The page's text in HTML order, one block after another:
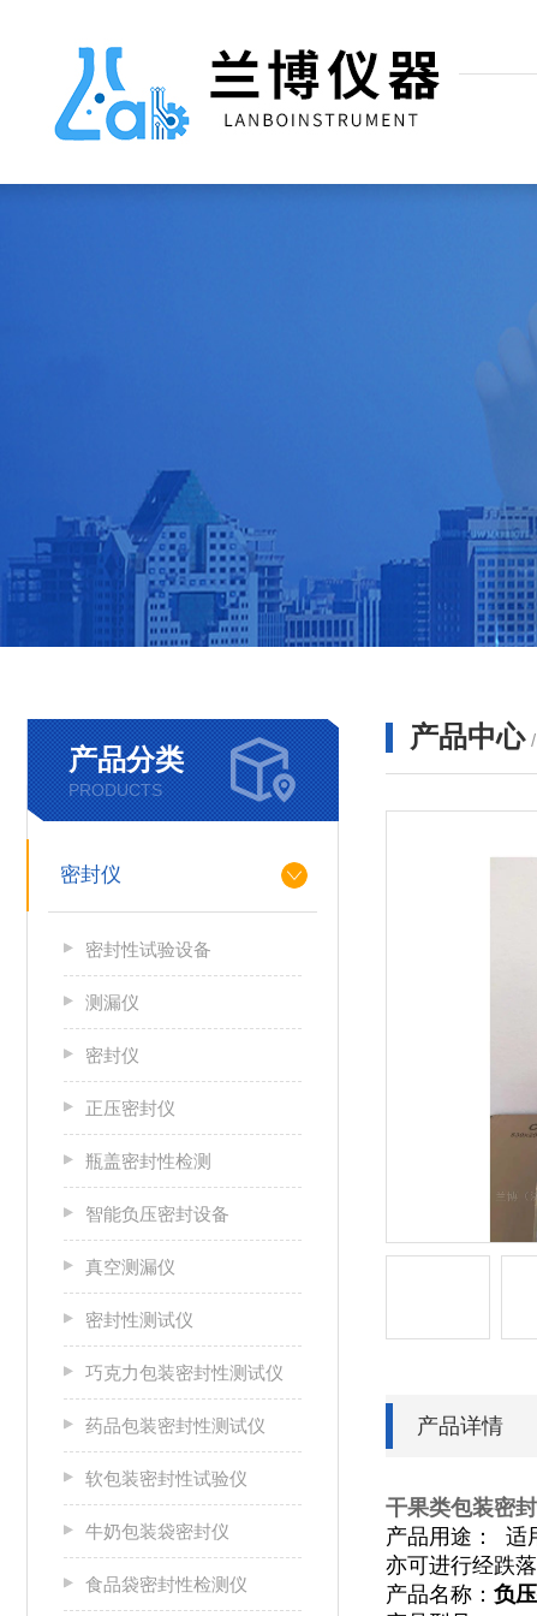
产品分类
PRODUCTS
密封仪
密封性试验设备
测漏仪
密封仪
正压密封仪
瓶盖密封性检测
智能负压密封设备
真空测漏仪
密封性测试仪
巧克力包装密封性测试仪
药品包装密封性测试仪
软包装密封性试验仪
牛奶包装袋密封仪
食品袋密封性检测仪
产品中心
产品详情
干果类包装密
产品用途：
适
亦可进行经跌
产品名称： 负